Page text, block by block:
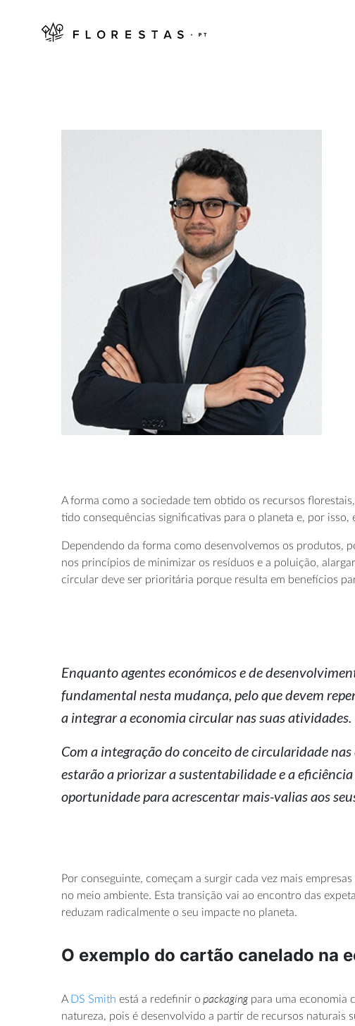
A forma como a sociedade tem obtido os recursos
tido consequências significativas para o planeta e, por
Dependendo da forma como desenvolvemos os produtos,
nos princípios de minimizar os resíduos e a poluição,
circular deve ser prioritária porque resulta em benefícios
Enquanto agentes económicos e de
fundamental nesta mudança, pelo que devem
a integrar a economia circular nas suas atividades.
Com a integração do conceito de circularidade
estarão a priorizar a sustentabilidade e a
oportunidade para acrescentar mais-valias aos
Por conseguinte, começam a surgir cada vez mais empresas
no meio ambiente. Esta transição vai ao encontro das
reduzam radicalmente o seu impacte no planeta.
O exemplo do cartão canelado na
A DS Smith está a redefinir o packagingpara uma economia
natureza, pois é desenvolvido a partir de recursos naturais